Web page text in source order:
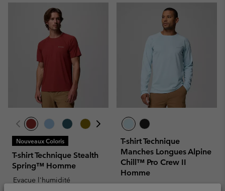
Nouveaux Coloris
T-shirt Technique Stealth
Spring™ Homme
Evacue l'humidité
T-shirt Technique
Manches Longues Alpine
Chill™ Pro Crew II
Homme